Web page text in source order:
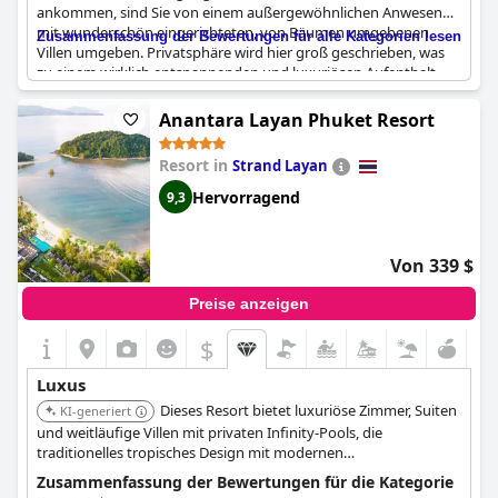
ankommen, sind Sie von einem außergewöhnlichen Anwesen
mit wunderschön eingerichteten, von Bäumen umgebenen
Villen umgeben. Privatsphäre wird hier groß geschrieben, was
zu einem wirklich entspannenden und luxuriösen Aufenthalt
beiträgt. Das Designhotel ist ein kleines Stück vom Paradies mit
einem glückseligen Resort, das nur als Luxus pur beschrieben
werden kann. Das Hotel bietet ein echtes 5-Sterne-Erlebnis mit
erstklassigem Service, freundlichem Personal und luxuriösen
Bädern. Außerdem bietet das Ristorante all'altezza di un 5 stelle
köstliche Mahlzeiten, die wirklich 5-Sterne sind. Wir können das
The Surin Phuket nicht genug empfehlen für alle, die einen
unvergesslichen, entspannenden und luxuriösen Urlaub
verbringen möchten.
Zusammenfassung der Bewertungen für alle Kategorien lesen
Anantara Layan Phuket Resort
Resort in Strand Layan
9,3 Hervorragend
Von 339 $
Preise anzeigen
$
Luxus
KI-generiert
Dieses Resort bietet luxuriöse Zimmer, Suiten
und weitläufige Villen mit privaten Infinity-Pools, die
traditionelles tropisches Design mit modernen
Annehmlichkeiten verbinden. Es bietet vielfältige
gastronomische Einrichtungen, ein renommiertes Spa, ein
Zusammenfassung der Bewertungen für die Kategorie